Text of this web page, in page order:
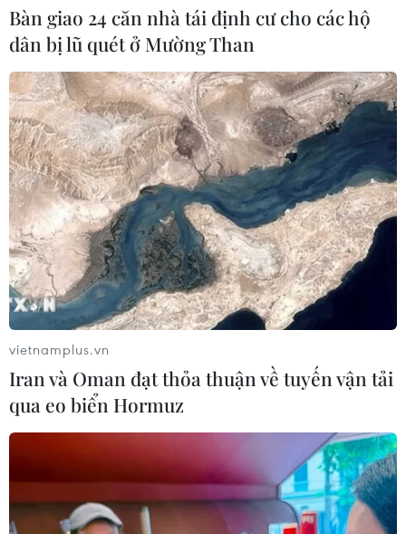
Bàn giao 24 căn nhà tái định cư cho các hộ
dân bị lũ quét ở Mường Than
vietnamplus.vn
Iran và Oman đạt thỏa thuận về tuyến vận tải
qua eo biển Hormuz